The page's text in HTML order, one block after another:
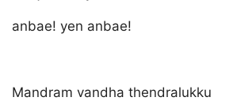
anbae! yen anbae!
Mandram vandha thendralukku